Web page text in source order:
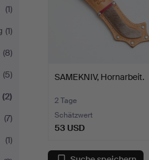
(1)
(1)
(8)
(5)
(2)
(7)
(1)
SAMEKNIV, Hornarbeit.
2 Tage
Schätzwert
53 USD